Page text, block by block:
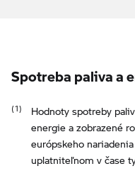
Spotreba paliva a
Hodnoty spotreby
energie a zobrazené
európskeho
uplatniteľnom v čase